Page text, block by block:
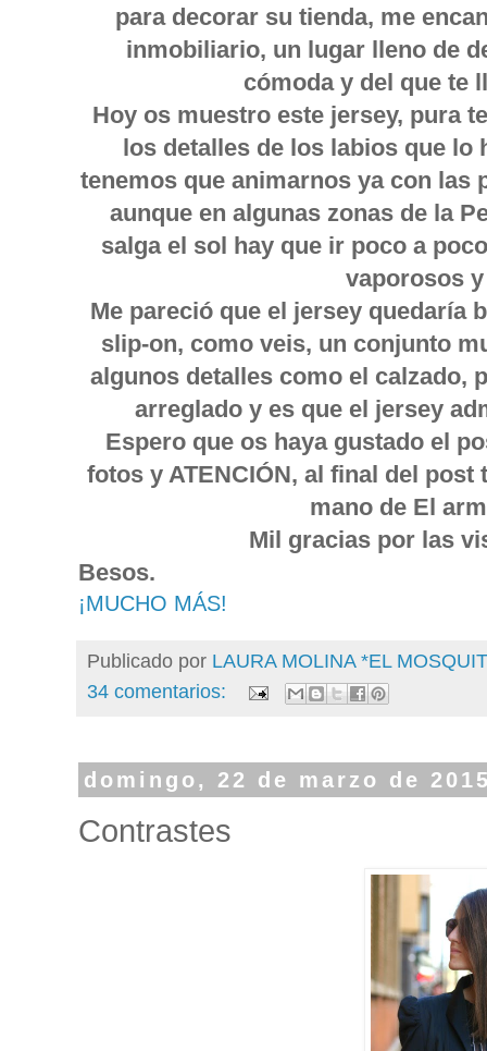
para decorar su tienda, me
inmobiliario, un lugar lleno de
cómoda y del que te
Hoy os muestro este jersey, pura
los detalles de los labios que
tenemos que animarnos ya con las
aunque en algunas zonas de la
salga el sol hay que ir poco a
vaporosos
Me pareció que el jersey quedaría
slip-on, como veis, un conjunto
algunos detalles como el calzado,
arreglado y es que el jersey
Espero que os haya gustado el
fotos y ATENCIÓN, al final del post
mano de El
Mil gracias por las
Besos.
¡MUCHO MÁS!
Publicado por LAURA MOLINA *EL
34 comentarios:
domingo, 22 de marzo de
Contrastes